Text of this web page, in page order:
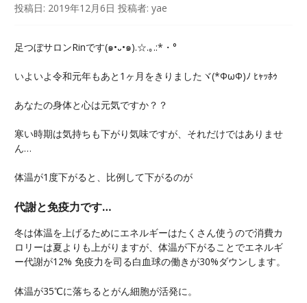
投稿日: 2019年12月6日 投稿者:yae
足つぼサロンRinです(๑•᎑•๑).☆.｡.:*・°
いよいよ令和元年もあと1ヶ月をきりましたヾ(*ΦωΦ)ﾉ ﾋｬｯﾎｩ
あなたの身体と心は元気ですか？？
寒い時期は気持ちも下がり気味ですが、それだけではありませ
ん…
体温が1度下がると、比例して下がるのが
代謝と免疫力です…
冬は体温を上げるためにエネルギーはたくさん使うので消費カ
ロリーは夏よりも上がりますが、体温が下がることでエネルギ
ー代謝が12% 免疫力を司る白血球の働きが30%ダウンします。
体温が35℃に落ちるとがん細胞が活発に。